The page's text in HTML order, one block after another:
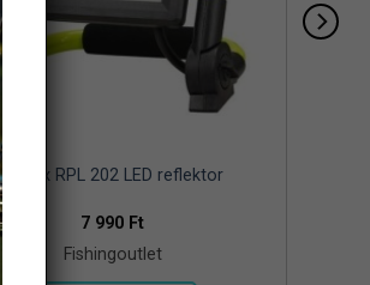
Retlux RPL 202 LED reflektor
7 990 Ft
Fishingoutlet